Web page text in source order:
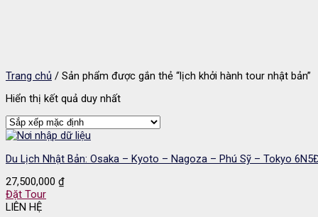
Trang chủ / Sản phẩm được gắn thẻ “lịch khởi hành tour nhật bản”
Hiển thị kết quả duy nhất
Du Lịch Nhật Bản: Osaka – Kyoto – Nagoza – Phú Sỹ – Tokyo
27,500,000 ₫
Đặt Tour
LIÊN HỆ